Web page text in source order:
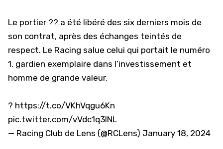
Le portier ?? a été libéré des six derniers mois de
son contrat, après des échanges teintés de
respect. Le Racing salue celui qui portait le numéro
1, gardien exemplaire dans l’investissement et
homme de grande valeur.
? https://t.co/VKhVqgu6Kn
pic.twitter.com/vVdc1q3INL
— Racing Club de Lens (@RCLens) January 18, 2024